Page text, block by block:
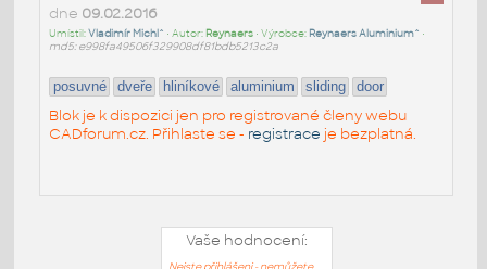
dne 09.02.2016
Umístil:Vladimír Michl^ • Autor: Reynaers• Výrobce: Reynaers Aluminium^ •
md5: e998fa49506f329908df81bdb5213c2a
posuvné dveře hliníkové aluminium sliding door
Blok je k dispozici jen pro registrované členy webu
CADforum.cz. Přihlaste se - registrace je bezplatná.
Vaše hodnocení:
Nejste přihlášeni - nemůžete